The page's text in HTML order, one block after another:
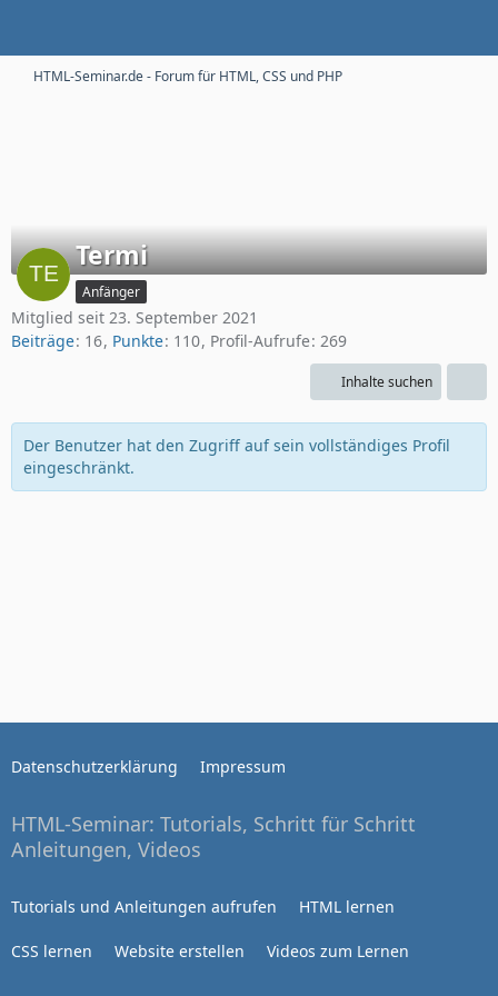
HTML-Seminar.de - Forum für HTML, CSS und PHP
Termi
Anfänger
Mitglied seit 23. September 2021
Beiträge 16 Punkte 110 Profil-Aufrufe 269
Inhalte suchen
Der Benutzer hat den Zugriff auf sein vollständiges Profil
eingeschränkt.
Datenschutzerklärung Impressum
HTML-Seminar: Tutorials, Schritt für Schritt
Anleitungen, Videos
Tutorials und Anleitungen aufrufen HTML lernen
CSS lernen Website erstellen Videos zum Lernen